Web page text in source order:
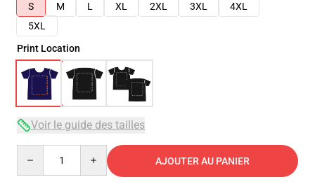
S
M L XL 2XL 3XL
4XL
5XL
Print Location
Voir le guide des tailles
AJOUTER AU PANIER